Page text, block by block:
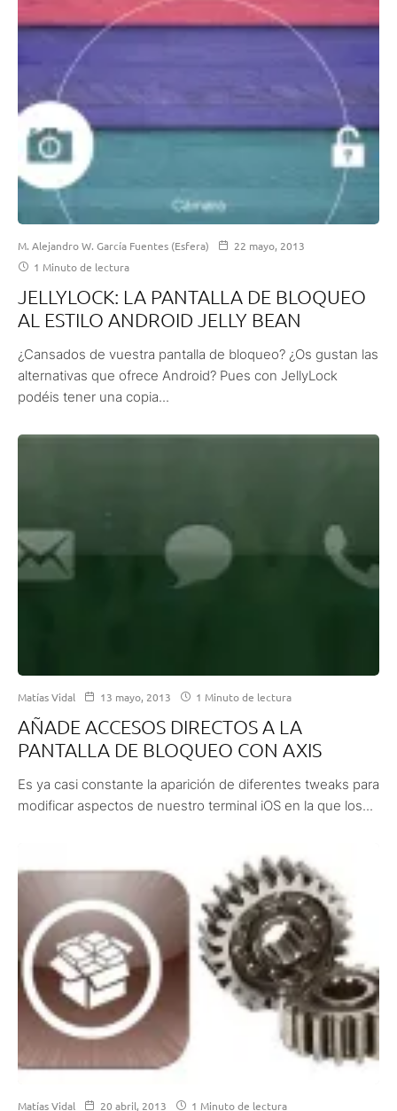
M. Alejandro W. García Fuentes (Esfera)
22 mayo, 2013
1 Minuto de lectura
JELLYLOCK: LA PANTALLA DE BLOQUEO
AL ESTILO ANDROID JELLY BEAN
¿Cansados de vuestra pantalla de bloqueo? ¿Os gustan las
alternativas que ofrece Android? Pues con JellyLock
podéis tener una copia...
Matías Vidal 13 mayo, 2013 1 Minuto de lectura
AÑADE ACCESOS DIRECTOS A LA
PANTALLA DE BLOQUEO CON AXIS
Es ya casi constante la aparición de diferentes tweaks para
modificar aspectos de nuestro terminal iOS en la que los...
Matías Vidal 20 abril, 2013 1 Minuto de lectura